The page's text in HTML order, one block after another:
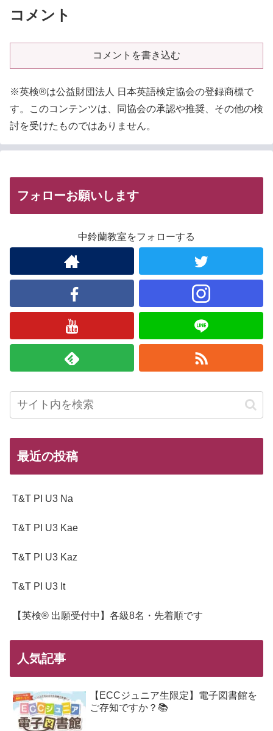
コメント
コメントを書き込む
※英検®は公益財団法人 日本英語検定協会の登録商標で
す。このコンテンツは、同協会の承認や推奨、その他の検
討を受けたものではありません。
フォローお願いします
中鈴蘭教室をフォローする
最近の投稿
T&T PI U3 Na
T&T PI U3 Kae
T&T PI U3 Kaz
T&T PI U3 It
【英検® 出願受付中】各級8名・先着順です
人気記事
【ECCジュニア生限定】電子図書館を
ご存知ですか？📚